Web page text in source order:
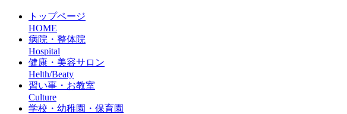
トップページ
HOME
病院・整体院
Hospital
健康・美容サロン
Helth/Beaty
習い事・お教室
Culture
学校・幼稚園・保育園